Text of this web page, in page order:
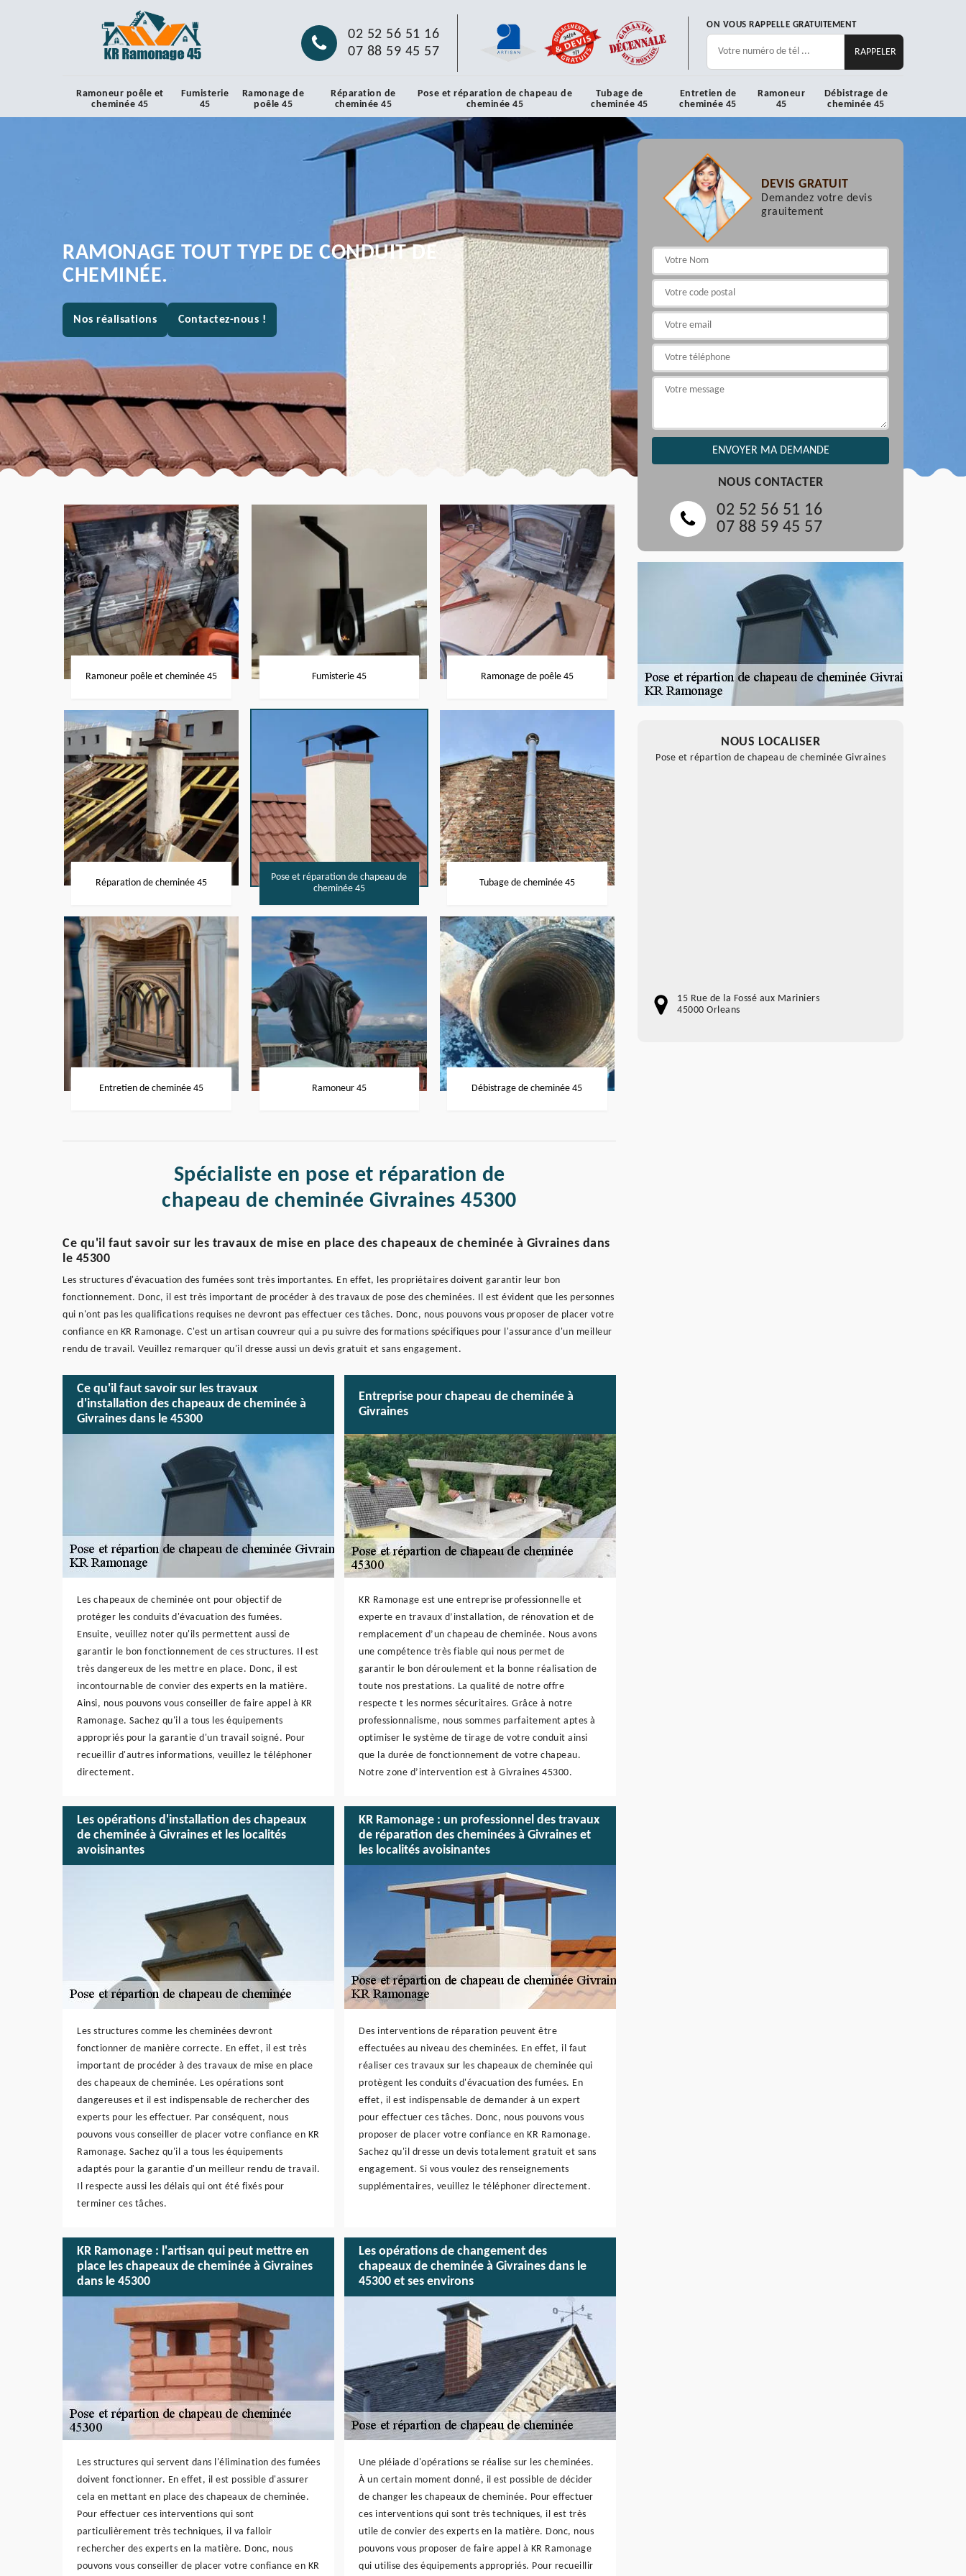
02 52 56 51 16
07 88 59 45 57
ON VOUS RAPPELLE GRATUITEMENT
Ramoneur poêle et
cheminée 45
Fumisterie
45
Ramonage de
poêle 45
Réparation de
cheminée 45
Pose et réparation de chapeau de
cheminée 45
Tubage de
cheminée 45
Entretien de
cheminée 45
Ramoneur
45
Débistrage de
cheminée 45
RAMONAGE TOUT TYPE DE CONDUIT DE
CHEMINÉE.
Nos réalisations Contactez-nous !
Ramoneur poêle et cheminée 45 Fumisterie 45 Ramonage de poêle 45
Réparation de cheminée 45
Pose et réparation de chapeau de
cheminée 45
Tubage de cheminée 45
Entretien de cheminée 45 Ramoneur 45 Débistrage de cheminée 45
Spécialiste en pose et réparation de
chapeau de cheminée Givraines 45300
Ce qu'il faut savoir sur les travaux de mise en place des chapeaux de cheminée à Givraines dans
le 45300
Les structures d'évacuation des fumées sont très importantes. En effet, les propriétaires doivent garantir leur bon
fonctionnement. Donc, il est très important de procéder à des travaux de pose des cheminées. Il est évident que les personnes
qui n'ont pas les qualifications requises ne devront pas effectuer ces tâches. Donc, nous pouvons vous proposer de placer votre
confiance en KR Ramonage. C'est un artisan couvreur qui a pu suivre des formations spécifiques pour l'assurance d'un meilleur
rendu de travail. Veuillez remarquer qu'il dresse aussi un devis gratuit et sans engagement.
Ce qu'il faut savoir sur les travaux
d'installation des chapeaux de cheminée à
Givraines dans le 45300
Les chapeaux de cheminée ont pour objectif de
protéger les conduits d'évacuation des fumées.
Ensuite, veuillez noter qu'ils permettent aussi de
garantir le bon fonctionnement de ces structures. Il est
très dangereux de les mettre en place. Donc, il est
incontournable de convier des experts en la matière.
Ainsi, nous pouvons vous conseiller de faire appel à KR
Ramonage. Sachez qu'il a tous les équipements
appropriés pour la garantie d'un travail soigné. Pour
recueillir d'autres informations, veuillez le téléphoner
directement.
Entreprise pour chapeau de cheminée à
Givraines
KR Ramonage est une entreprise professionnelle et
experte en travaux d’installation, de rénovation et de
remplacement d’un chapeau de cheminée. Nous avons
une compétence très fiable qui nous permet de
garantir le bon déroulement et la bonne réalisation de
toute nos prestations. La qualité de notre offre
respecte t les normes sécuritaires. Grâce à notre
professionnalisme, nous sommes parfaitement aptes à
optimiser le système de tirage de votre conduit ainsi
que la durée de fonctionnement de votre chapeau.
Notre zone d’intervention est à Givraines 45300.
Les opérations d'installation des chapeaux
de cheminée à Givraines et les localités
avoisinantes
Les structures comme les cheminées devront
fonctionner de manière correcte. En effet, il est très
important de procéder à des travaux de mise en place
des chapeaux de cheminée. Les opérations sont
dangereuses et il est indispensable de rechercher des
experts pour les effectuer. Par conséquent, nous
pouvons vous conseiller de placer votre confiance en KR
Ramonage. Sachez qu'il a tous les équipements
adaptés pour la garantie d'un meilleur rendu de travail.
Il respecte aussi les délais qui ont été fixés pour
terminer ces tâches.
KR Ramonage : un professionnel des travaux
de réparation des cheminées à Givraines et
les localités avoisinantes
Des interventions de réparation peuvent être
effectuées au niveau des cheminées. En effet, il faut
réaliser ces travaux sur les chapeaux de cheminée qui
protègent les conduits d'évacuation des fumées. En
effet, il est indispensable de demander à un expert
pour effectuer ces tâches. Donc, nous pouvons vous
proposer de placer votre confiance en KR Ramonage.
Sachez qu'il dresse un devis totalement gratuit et sans
engagement. Si vous voulez des renseignements
supplémentaires, veuillez le téléphoner directement.
KR Ramonage : l'artisan qui peut mettre en
place les chapeaux de cheminée à Givraines
dans le 45300
Les structures qui servent dans l'élimination des fumées
doivent fonctionner. En effet, il est possible d'assurer
cela en mettant en place des chapeaux de cheminée.
Pour effectuer ces interventions qui sont
particulièrement très techniques, il va falloir
rechercher des experts en la matière. Donc, nous
pouvons vous conseiller de placer votre confiance en KR
Les opérations de changement des
chapeaux de cheminée à Givraines dans le
45300 et ses environs
Une pléiade d'opérations se réalise sur les cheminées.
À un certain moment donné, il est possible de décider
de changer les chapeaux de cheminée. Pour effectuer
ces interventions qui sont très techniques, il est très
utile de convier des experts en la matière. Donc, nous
pouvons vous proposer de faire appel à KR Ramonage
qui utilise des équipements appropriés. Pour recueillir
DEVIS GRATUIT
Demandez votre devis
grauitement
NOUS CONTACTER
02 52 56 51 16
07 88 59 45 57
NOUS LOCALISER
Pose et répartion de chapeau de cheminée Givraines
15 Rue de la Fossé aux Mariniers
45000 Orleans